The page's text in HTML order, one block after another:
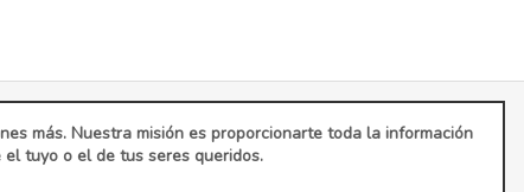
más. Nuestra misión es proporcionarte toda la información
tuyo o el de tus seres queridos.